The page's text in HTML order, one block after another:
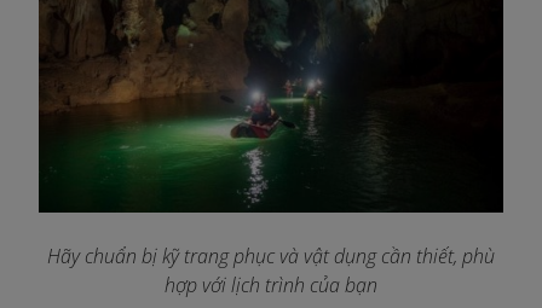
Hãy chuẩn bị kỹ trang phục và vật dụng cần thiết, phù
hợp với lịch trình của bạn